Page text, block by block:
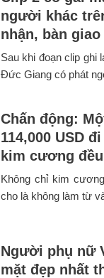
người khác
nhận, bàn
Sau khi đoạn clip ghi
Đức Giang có phát
Chấn động:
114,000 USD
kim cương đều
Không chỉ kim
cho là không làm từ
Người phụ nữ
mặt đẹp nhất